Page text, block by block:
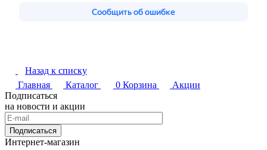
Назад к списку
Главная
Каталог 0 Корзина
Акции
Подписаться
на новости и акции
Подписаться
Интернет-магазин